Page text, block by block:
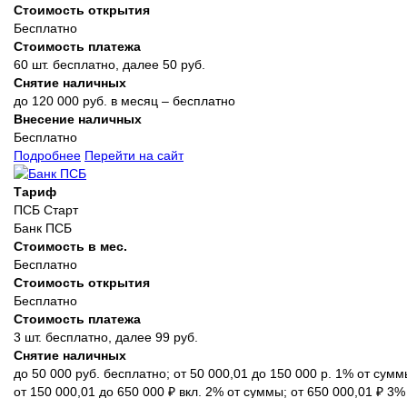
Стоимость открытия
Бесплатно
Стоимость платежа
60 шт. бесплатно, далее 50 руб.
Снятие наличных
до 120 000 руб. в месяц – бесплатно
Внесение наличных
Бесплатно
Подробнее Перейти на сайт
Тариф
ПСБ Старт
Банк ПСБ
Стоимость в мес.
Бесплатно
Стоимость открытия
Бесплатно
Стоимость платежа
3 шт. бесплатно, далее 99 руб.
Снятие наличных
до 50 000 руб. бесплатно; от 50 000,01 до 150 000 р. 1% от
от 150 000,01 до 650 000 ₽ вкл. 2% от суммы; от 650 000,01 ₽ 3%